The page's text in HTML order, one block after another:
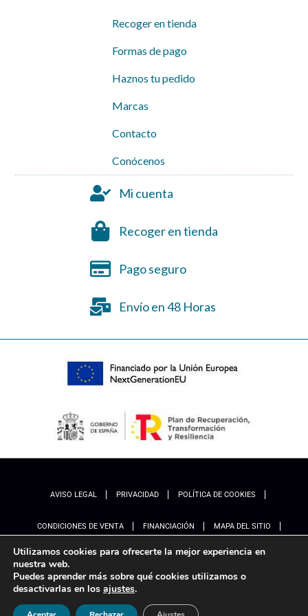
Recoger en tienda
Formas de pago
Haznos tu pedido
Marcas
Contacto
Conócenos
Mi cuenta
Recoger en tienda
Pago seguro
Envío en 48 Horas
AVISO LEGAL PRIVACIDAD POLÍTICA DE COOKIES
CONDICIONES DE VENTA FINANCIACIÓN MAPA DEL SITIO
ACCESIBILIDAD AJUSTES
Utilizamos cookies para ofrecerte la mejor experiencia en
nuestra web.
Puedes aprender más sobre qué cookies utilizamos o
desactivarlas en los ajustes.